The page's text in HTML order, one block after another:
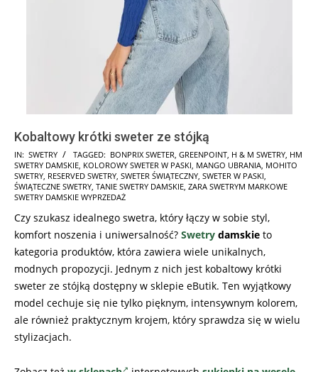
Kobaltowy krótki sweter ze stójką
2025-
11-
06
IN: SWETRY TAGGED: BONPRIX SWETER, GREENPOINT, H & M SWETRY, HM
SWETRY DAMSKIE, KOLOROWY SWETER W PASKI, MANGO UBRANIA, MOHITO
SWETRY, RESERVED SWETRY, SWETER ŚWIĄTECZNY, SWETER W PASKI,
ŚWIĄTECZNE SWETRY, TANIE SWETRY DAMSKIE, ZARA SWETRYM MARKOWE
SWETRY DAMSKIE WYPRZEDAŻ
Czy szukasz idealnego swetra, który łączy w sobie styl,
komfort noszenia i uniwersalność? Swetry damskie to
kategoria produktów, która zawiera wiele unikalnych,
modnych propozycji. Jednym z nich jest kobaltowy krótki
sweter ze stójką dostępny w sklepie eButik. Ten wyjątkowy
model cechuje się nie tylko pięknym, intensywnym kolorem,
ale również praktycznym krojem, który sprawdza się w wielu
stylizacjach.